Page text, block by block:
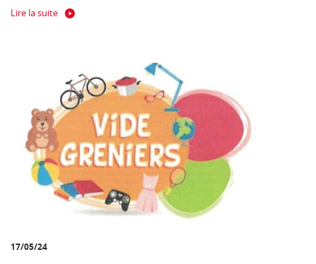
Lire la suite
17/05/24